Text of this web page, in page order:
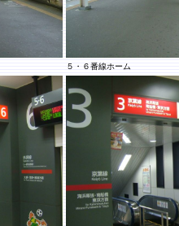
５・６番線ホーム